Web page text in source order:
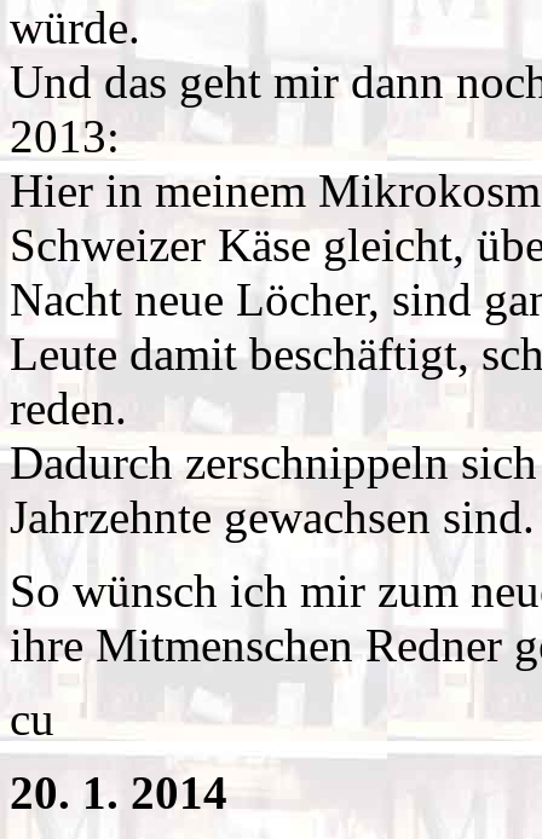
würde.
Und das geht mir dann
2013:
Hier in meinem
Schweizer Käse gleicht,
Nacht neue Löcher, sind
Leute damit beschäftigt,
reden.
Dadurch zerschnippeln
Jahrzehnte gewachsen sind.
So wünsch ich mir zum
ihre Mitmenschen Redner
cu
20. 1. 2014